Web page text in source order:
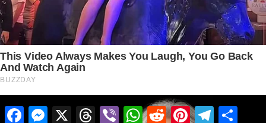
FacebookMessenger
X ThreadsViberWhatsApp
RedditPinterestTelegram